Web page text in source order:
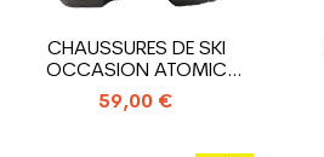
CHAUSSURES DE SKI
OCCASION ATOMIC
HAWX MAGNA 85 X
59,00 €